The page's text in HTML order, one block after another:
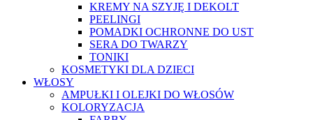
KREMY NA SZYJĘ I DEKOLT
PEELINGI
POMADKI OCHRONNE DO UST
SERA DO TWARZY
TONIKI
KOSMETYKI DLA DZIECI
WŁOSY
AMPUŁKI I OLEJKI DO WŁOSÓW
KOLORYZACJA